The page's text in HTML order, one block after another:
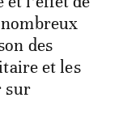
des
et les
sur